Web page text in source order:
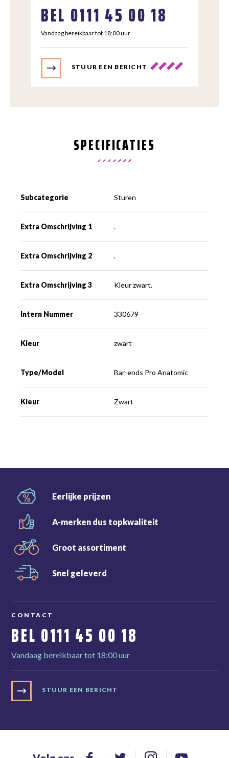
BEL 0111 45 00 18
Vandaag bereikbaar tot 18:00 uur
STUUR EEN BERICHT
SPECIFICATIES
Subcategorie Sturen
Extra Omschrijving 1 .
Extra Omschrijving 2 .
Extra Omschrijving 3 Kleur zwart.
Intern Nummer 330679
Kleur zwart
Type/Model Bar-ends Pro Anatomic
Kleur Zwart
Eerlijke prijzen
A-merken dus topkwaliteit
Groot assortiment
Snel geleverd
CONTACT
BEL 0111 45 00 18
Vandaag bereikbaar tot 18:00 uur
STUUR EEN BERICHT